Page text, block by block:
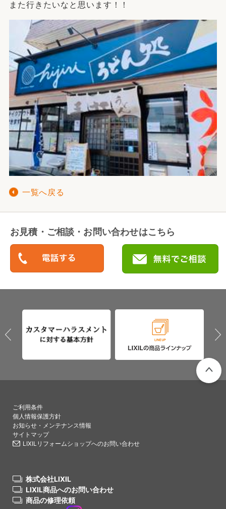
また行きたいなと思います！！
一覧へ戻る
お見積・ご相談・お問い合わせはこちら
ご利用条件
個人情報保護方針
お知らせ・メンテナンス情報
サイトマップ
LIXILリフォームショップへのお問い合わせ
株式会社LIXIL
LIXIL商品へのお問い合わせ
商品の修理依頼